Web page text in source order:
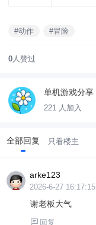
#动作 #冒险
0 人赞过
单机游戏分享
221 人加入
全部回复 只看楼主
arke123
2026-6-27 16:17:15
谢老板大气
回复